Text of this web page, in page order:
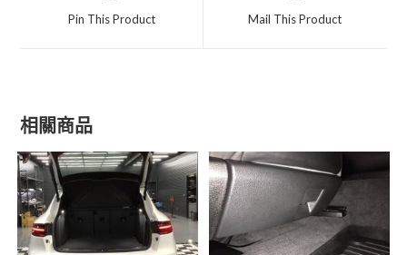
Pin This Product Mail This Product
相關商品